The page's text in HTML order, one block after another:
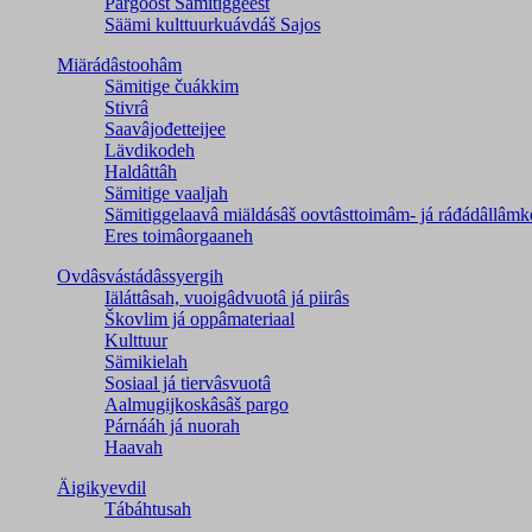
Säämi kulttuurkuávdáš Sajos
Miärádâstoohâm
Sämitige čuákkim
Stivrâ
Saavâjođetteijee
Lävdikodeh
Haldâttâh
Sämitige vaaljah
Sämitiggelaavâ miäldásâš oovtâsttoimâm- já
Eres toimâorgaaneh
Ovdâsvástádâssyergih
Iäláttâsah, vuoigâdvuotâ já piirâs
Škovlim já oppâmateriaal
Kulttuur
Sämikielah
Sosiaal já tiervâsvuotâ
Aalmugijkoskâsâš pargo
Párnááh já nuorah
Haavah
Äigikyevdil
Tábáhtusah